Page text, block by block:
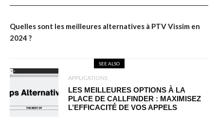
Quelles sont les meilleures alternatives à PTV Vissim en
2024 ?
SEE ALSO
APPLICATIONS
LES MEILLEURES OPTIONS À LA
PLACE DE CALLFINDER : MAXIMISEZ
L’EFFICACITÉ DE VOS APPELS